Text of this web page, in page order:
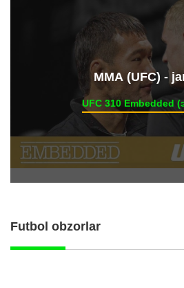
ММА (UFC) -
UFC 310 Embedded
Futbol obzorlar